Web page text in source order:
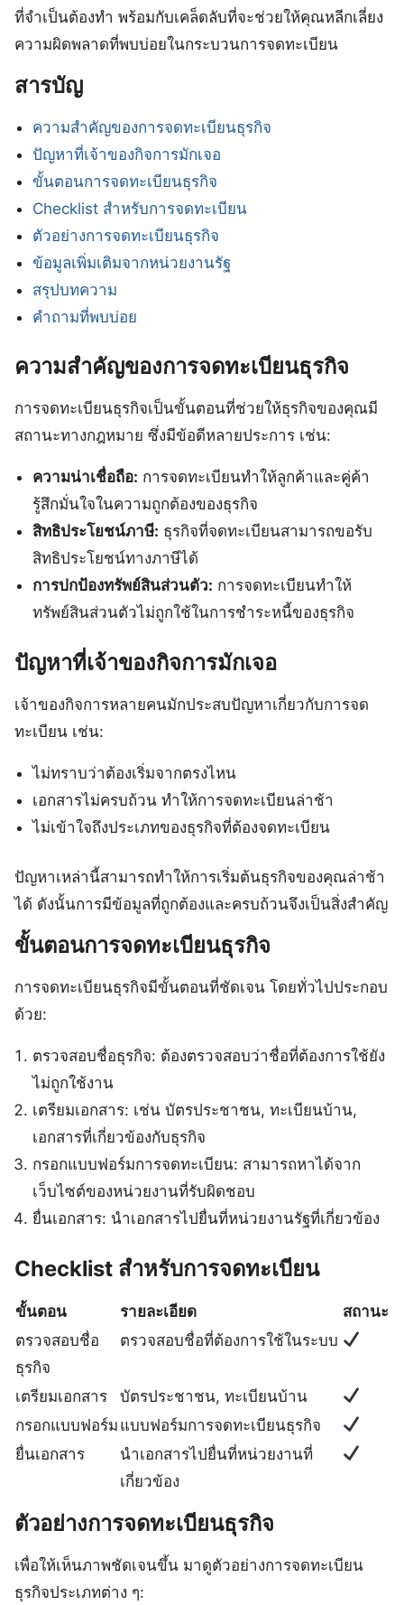
ที่จำเป็นต้องทำ พร้อมกับเคล็ดลับที่จะช่วยให้คุณหลีกเลี่ยง
ความผิดพลาดที่พบบ่อยในกระบวนการจดทะเบียน
สารบัญ
ความสำคัญของการจดทะเบียนธุรกิจ
ปัญหาที่เจ้าของกิจการมักเจอ
ขั้นตอนการจดทะเบียนธุรกิจ
Checklist สำหรับการจดทะเบียน
ตัวอย่างการจดทะเบียนธุรกิจ
ข้อมูลเพิ่มเติมจากหน่วยงานรัฐ
สรุปบทความ
คำถามที่พบบ่อย
ความสำคัญของการจดทะเบียนธุรกิจ
การจดทะเบียนธุรกิจเป็นขั้นตอนที่ช่วยให้ธุรกิจของคุณมี
สถานะทางกฎหมาย ซึ่งมีข้อดีหลายประการ เช่น:
ความน่าเชื่อถือ: การจดทะเบียนทำให้ลูกค้าและคู่ค้า
รู้สึกมั่นใจในความถูกต้องของธุรกิจ
สิทธิประโยชน์ภาษี: ธุรกิจที่จดทะเบียนสามารถขอรับ
สิทธิประโยชน์ทางภาษีได้
การปกป้องทรัพย์สินส่วนตัว: การจดทะเบียนทำให้
ทรัพย์สินส่วนตัวไม่ถูกใช้ในการชำระหนี้ของธุรกิจ
ปัญหาที่เจ้าของกิจการมักเจอ
เจ้าของกิจการหลายคนมักประสบปัญหาเกี่ยวกับการจด
ทะเบียน เช่น:
ไม่ทราบว่าต้องเริ่มจากตรงไหน
เอกสารไม่ครบถ้วน ทำให้การจดทะเบียนล่าช้า
ไม่เข้าใจถึงประเภทของธุรกิจที่ต้องจดทะเบียน
ปัญหาเหล่านี้สามารถทำให้การเริ่มต้นธุรกิจของคุณล่าช้า
ได้ ดังนั้นการมีข้อมูลที่ถูกต้องและครบถ้วนจึงเป็นสิ่งสำคัญ
ขั้นตอนการจดทะเบียนธุรกิจ
การจดทะเบียนธุรกิจมีขั้นตอนที่ชัดเจน โดยทั่วไปประกอบ
ด้วย:
ตรวจสอบชื่อธุรกิจ: ต้องตรวจสอบว่าชื่อที่ต้องการใช้ยัง
ไม่ถูกใช้งาน
เตรียมเอกสาร: เช่น บัตรประชาชน, ทะเบียนบ้าน,
เอกสารที่เกี่ยวข้องกับธุรกิจ
กรอกแบบฟอร์มการจดทะเบียน: สามารถหาได้จาก
เว็บไซต์ของหน่วยงานที่รับผิดชอบ
ยื่นเอกสาร: นำเอกสารไปยื่นที่หน่วยงานรัฐที่เกี่ยวข้อง
Checklist สำหรับการจดทะเบียน
ขั้นตอน รายละเอียด
สถานะ
ตรวจสอบชื่อ
ธุรกิจ
ตรวจสอบชื่อที่ต้องการใช้ในระบบ
เตรียมเอกสาร
บัตรประชาชน, ทะเบียนบ้าน
กรอกแบบฟอร์ม แบบฟอร์มการจดทะเบียนธุรกิจ
ยื่นเอกสาร
นำเอกสารไปยื่นที่หน่วยงานที่
เกี่ยวข้อง
ตัวอย่างการจดทะเบียนธุรกิจ
เพื่อให้เห็นภาพชัดเจนขึ้น มาดูตัวอย่างการจดทะเบียน
ธุรกิจประเภทต่าง ๆ: